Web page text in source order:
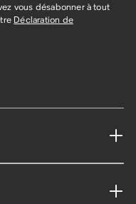
vous désabonner à tout
Déclaration de